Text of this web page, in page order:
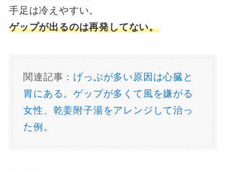
手足は冷えやすい。
ゲップが出るのは再発してない。
関連記事： げっぷが多い原因は心臓と
胃にある。ゲップが多くて風を嫌がる
女性、乾姜附子湯をアレンジして治っ
た例。